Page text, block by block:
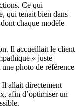
Ce qui
qui tenait bien dans
chaque modèle
Il accueillait le client
« juste
photo de référence
Il allait directement
afin d’optimiser un